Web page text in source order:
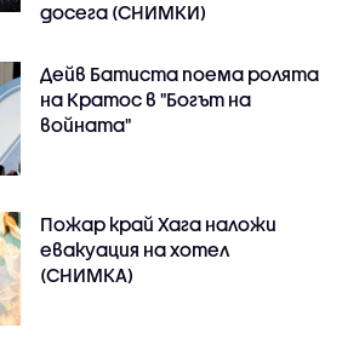
досега (СНИМКИ)
Дейв Батиста поема ролята
на Кратос в "Богът на
войната"
Пожар край Хага наложи
евакуация на хотел
(СНИМКА)